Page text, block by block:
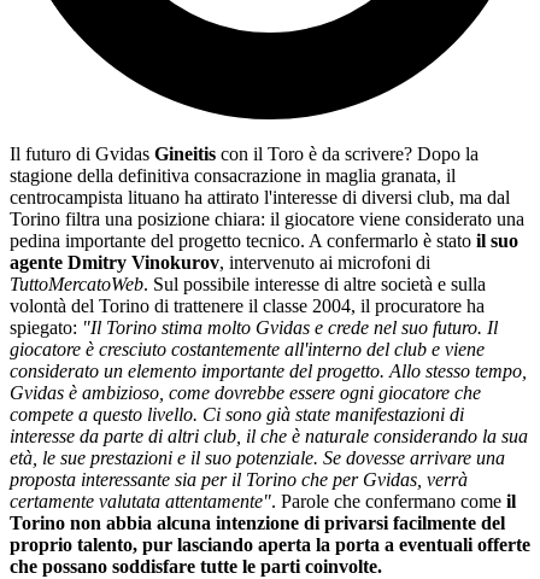
Il futuro di Gvidas Gineitis con il Toro è da scrivere? Dopo la
stagione della definitiva consacrazione in maglia granata, il
centrocampista lituano ha attirato l'interesse di diversi club, ma dal
Torino filtra una posizione chiara: il giocatore viene considerato una
pedina importante del progetto tecnico. A confermarlo è stato il suo
agente Dmitry Vinokurov, intervenuto ai microfoni di
TuttoMercatoWeb. Sul possibile interesse di altre società e sulla
volontà del Torino di trattenere il classe 2004, il procuratore ha
spiegato: "Il Torino stima molto Gvidas e crede nel suo futuro. Il
giocatore è cresciuto costantemente all'interno del club e viene
considerato un elemento importante del progetto. Allo stesso tempo,
Gvidas è ambizioso, come dovrebbe essere ogni giocatore che
compete a questo livello. Ci sono già state manifestazioni di
interesse da parte di altri club, il che è naturale considerando la sua
età, le sue prestazioni e il suo potenziale. Se dovesse arrivare una
proposta interessante sia per il Torino che per Gvidas, verrà
certamente valutata attentamente". Parole che confermano come il
Torino non abbia alcuna intenzione di privarsi facilmente del
proprio talento, pur lasciando aperta la porta a eventuali offerte
che possano soddisfare tutte le parti coinvolte.